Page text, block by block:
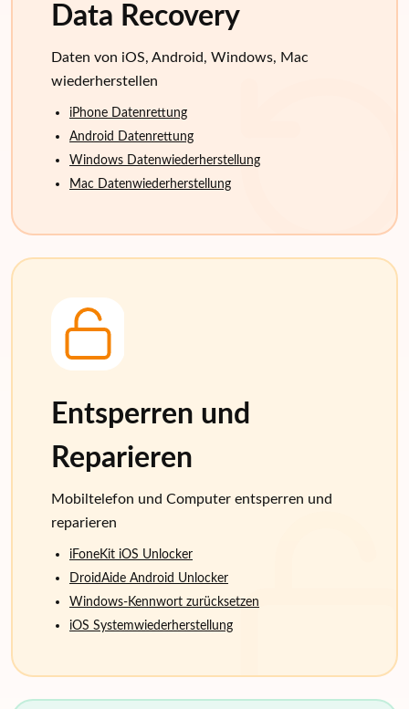
Data Recovery
Daten von iOS, Android, Windows, Mac
wiederherstellen
iPhone Datenrettung
Android Datenrettung
Windows Datenwiederherstellung
Mac Datenwiederherstellung
Entsperren und
Reparieren
Mobiltelefon und Computer entsperren und
reparieren
iFoneKit iOS Unlocker
DroidAide Android Unlocker
Windows-Kennwort zurücksetzen
iOS Systemwiederherstellung